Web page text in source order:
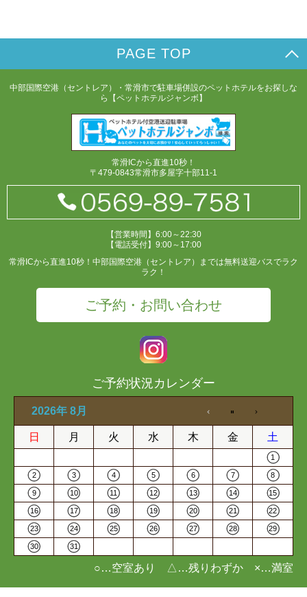
PAGE TOP
中部国際空港（セントレア）・常滑市で駐車場併設のペットホテルをお探しな
ら【ペットホテルジャンボ】
常滑ICから直進10秒！
〒479-0843常滑市多屋字十部11-1
【営業時間】6:00～22:30
【電話受付】9:00～17:00
常滑ICから直進10秒！中部国際空港（セントレア）までは無料送迎バスでラク
ラク！
ご予約・お問い合わせ
ご予約状況カレンダー
2026年 8月
日 月 火 水 木 金 土
1
2 3 4 5 6 7 8
9 10 11 12 13 14 15
16 17 18 19 20 21 22
23 24 25 26 27 28 29
30 31
○…空室あり △…残りわずか ×…満室